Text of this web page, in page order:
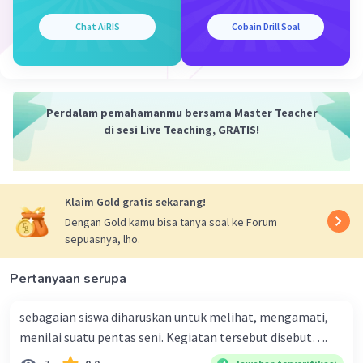
melakukan gerakan.
dapat lebih mudah menghafal dan membuat
2. Makeup tebal digunakan dalam pentas seni
terutama teater dan tari untuk membuat
Beri Rating·0.0( 0) Balas
Iklan
Level 89
Chat AiRIS Cobain Drill Soal
Perdalam pemahamanmu bersama Master Teacher
di sesi Live Teaching, GRATIS!
Klaim Gold gratis sekarang!
Dengan Gold kamu bisa tanya soal ke Forum
sepuasnya, lho.
Pertanyaan serupa
sebagaian siswa diharuskan untuk melihat, mengamati,
menilai suatu pentas seni. Kegiatan tersebut disebut….